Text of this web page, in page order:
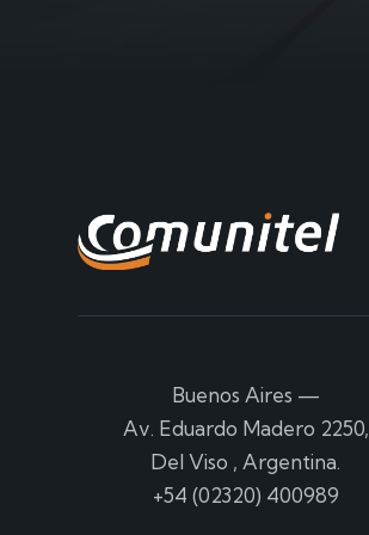
Buenos Aires —
Av. Eduardo Madero 2250,
Del Viso , Argentina.
+54 (02320) 400989